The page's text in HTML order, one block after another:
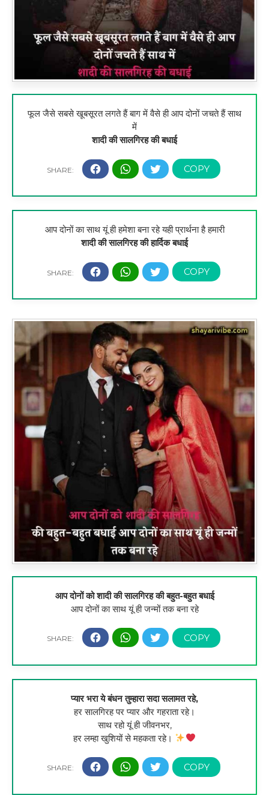
फूल जैसे सबसे खूबसूरत लगते हैं बाग में वैसे ही आप दोनों जचते हैं साथ
में
शादी की सालगिरह की बधाई
आप दोनों का साथ यूं ही हमेशा बना रहे यही प्रार्थना है हमारी
शादी की सालगिरह की हार्दिक बधाई
आप दोनों को शादी की सालगिरह की बहुत-बहुत बधाई
आप दोनों का साथ यूं ही जन्मों तक बना रहे
प्यार भरा ये बंधन तुम्हारा सदा सलामत रहे,
हर सालगिरह पर प्यार और गहराता रहे।
साथ रहो यूं ही जीवनभर,
हर लम्हा खुशियों से महकता रहे।